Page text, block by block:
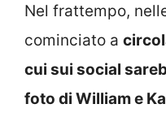
Nel frattempo,
cominciato a
cui sui social
foto di William e